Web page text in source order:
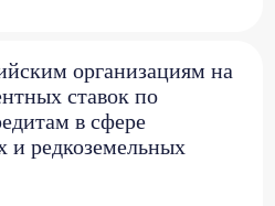
организациям на
ставок по
в сфере
и редкоземельных